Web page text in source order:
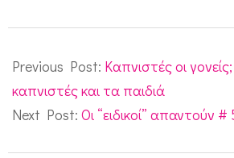
08-
06
Previous Post: Καπνιστές οι
καπνιστές και τα παιδιά
Next Post: Οι “ειδικοί” απαντούν #